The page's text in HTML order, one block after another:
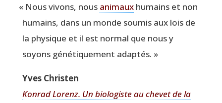
« Nous vivons, nous ani­maux humains et non
humains, dans un monde sou­mis aux lois de
la phy­sique et il est nor­mal que nous y
soyons géné­ti­que­ment adaptés. »
Yves Chris­ten
Kon­rad Lorenz. Un bio­lo­giste au che­vet de la